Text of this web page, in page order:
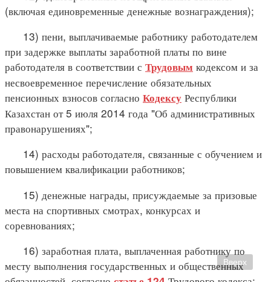
(включая единовременные денежные вознаграждения);
13) пени, выплачиваемые работнику работодателем
при задержке выплаты заработной платы по вине
работодателя в соответствии с Трудовым кодексом и за
несвоевременное перечисление обязательных
пенсионных взносов согласно Кодексу Республики
Казахстан от 5 июля 2014 года "Об административных
правонарушениях";
14) расходы работодателя, связанные с обучением и
повышением квалификации работников;
15) денежные награды, присуждаемые за призовые
места на спортивных смотрах, конкурсах и
соревнованиях;
16) заработная плата, выплаченная работнику по
месту выполнения государственных и общественных
Вверх